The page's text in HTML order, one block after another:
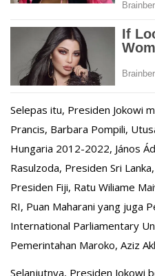
Selepas itu, Presiden Jokowi
Prancis, Barbara Pompili,
Hungaria 2012-2022, János
Rasulzoda, Presiden Sri
Presiden Fiji, Ratu Wiliame
RI, Puan Maharani yang juga
International Parliamentary
Pemerintahan Maroko, Aziz
Selanjutnya, Presiden Jokowi